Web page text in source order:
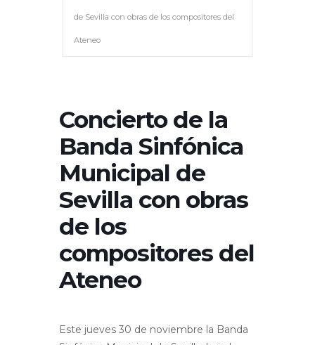
de Sevilla con obras de los compositores del
Ateneo
Concierto de la
Banda Sinfónica
Municipal de
Sevilla con obras
de los
compositores del
Ateneo
Este jueves 30 de noviembre la Banda